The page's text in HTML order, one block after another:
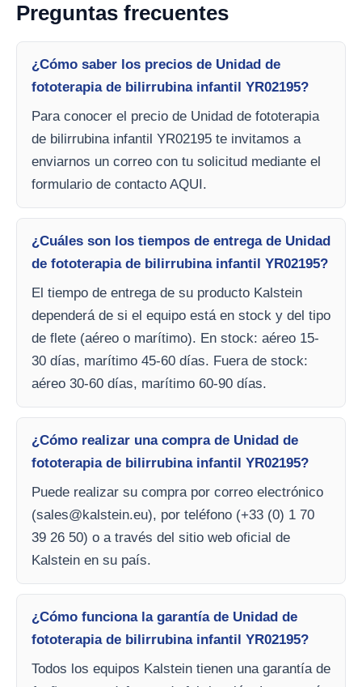
Preguntas frecuentes
¿Cómo saber los precios de Unidad de
fototerapia de bilirrubina infantil YR02195?
Para conocer el precio de Unidad de fototerapia
de bilirrubina infantil YR02195 te invitamos a
enviarnos un correo con tu solicitud mediante el
formulario de contacto AQUI.
¿Cuáles son los tiempos de entrega de Unidad
de fototerapia de bilirrubina infantil YR02195?
El tiempo de entrega de su producto Kalstein
dependerá de si el equipo está en stock y del tipo
de flete (aéreo o marítimo). En stock: aéreo 15-
30 días, marítimo 45-60 días. Fuera de stock:
aéreo 30-60 días, marítimo 60-90 días.
¿Cómo realizar una compra de Unidad de
fototerapia de bilirrubina infantil YR02195?
Puede realizar su compra por correo electrónico
(sales@kalstein.eu), por teléfono (+33 (0) 1 70
39 26 50) o a través del sitio web oficial de
Kalstein en su país.
¿Cómo funciona la garantía de Unidad de
fototerapia de bilirrubina infantil YR02195?
Todos los equipos Kalstein tienen una garantía de